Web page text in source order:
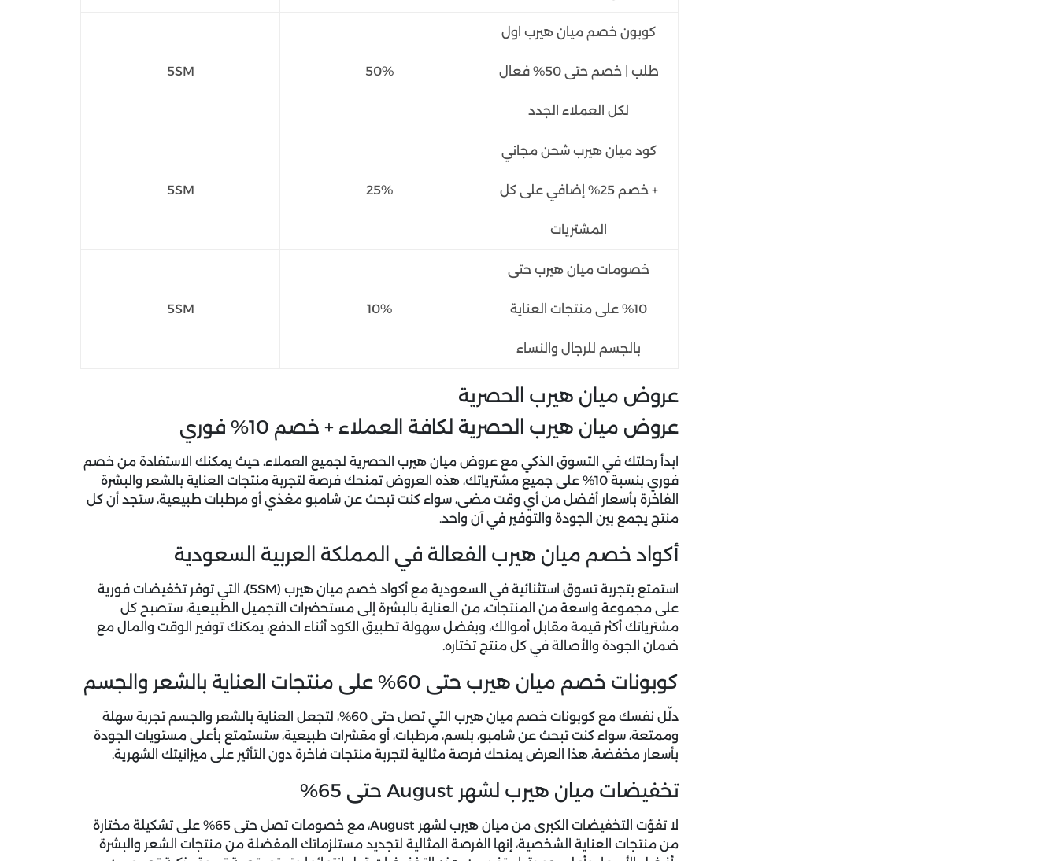
كوبون خصم ميان هيرب اول
طلب | خصم حتى 50% فعال
لكل العملاء الجدد
50%
5SM
كود ميان هيرب شحن مجاني
+ خصم 25% إضافي على كل
المشتريات
25%
5SM
خصومات ميان هيرب حتى
10% على منتجات العناية
بالجسم للرجال والنساء
10%
5SM
عروض ميان هيرب الحصرية
عروض ميان هيرب الحصرية لكافة العملاء + خصم 10% فوري
ابدأ رحلتك في التسوق الذكي مع عروض ميان هيرب الحصرية لجميع العملاء، حيث يمكنك الاستفادة من خصم
فوري بنسبة 10% على جميع مشترياتك، هذه العروض تمنحك فرصة لتجربة منتجات العناية بالشعر والبشرة
الفاخرة بأسعار أفضل من أي وقت مضى، سواء كنت تبحث عن شامبو مغذي أو مرطبات طبيعية، ستجد أن كل
منتج يجمع بين الجودة والتوفير في آن واحد.
أكواد خصم ميان هيرب الفعالة في المملكة العربية السعودية
استمتع بتجربة تسوق استثنائية في السعودية مع أكواد خصم ميان هيرب (5SM)
، التي توفر تخفيضات فورية
على مجموعة واسعة من المنتجات، من العناية بالبشرة إلى مستحضرات التجميل الطبيعية، ستصبح كل
مشترياتك أكثر قيمة مقابل أموالك، وبفضل سهولة تطبيق الكود أثناء الدفع، يمكنك توفير الوقت والمال مع
ضمان الجودة والأصالة في كل منتج تختاره.
كوبونات خصم ميان هيرب حتى 60% على منتجات العناية بالشعر والجسم
دلّل نفسك مع كوبونات خصم ميان هيرب التي تصل حتى 60%، لتجعل العناية بالشعر والجسم تجربة سهلة
وممتعة، سواء كنت تبحث عن شامبو، بلسم، مرطبات، أو مقشرات طبيعية، ستستمتع بأعلى مستويات الجودة
بأسعار مخفضة، هذا العرض يمنحك فرصة مثالية لتجربة منتجات فاخرة دون التأثير على ميزانيتك الشهرية.
تخفيضات ميان هيرب لشهر August حتى 65%
لا تفوّت التخفيضات الكبرى من ميان هيرب لشهر August، مع خصومات تصل حتى 65% على تشكيلة مختارة
من منتجات العناية الشخصية، إنها الفرصة المثالية لتجديد مستلزماتك المفضلة من منتجات الشعر والبشرة